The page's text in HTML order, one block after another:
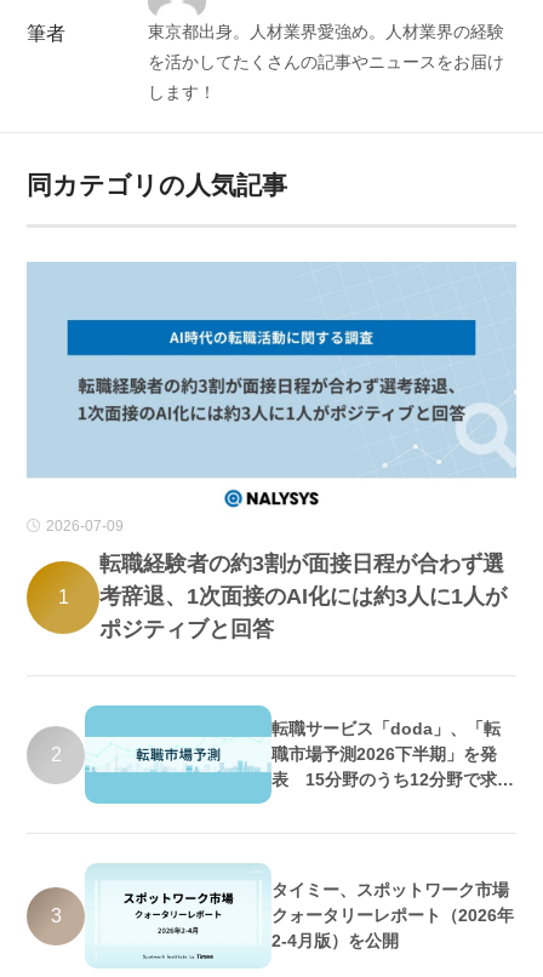
筆者
東京都出身。人材業界愛強め。人材業界の経験
を活かしてたくさんの記事やニュースをお届け
します！
同カテゴリの人気記事
2026-07-09
1
転職経験者の約3割が面接日程が合わず選
考辞退、1次面接のAI化には約3人に1人が
ポジティブと回答
2
転職サービス「doda」、「転
職市場予測2026下半期」を発
表 15分野のうち12分野で求人
3
タイミー、スポットワーク市場
クォータリーレポート（2026年
2-4月版）を公開